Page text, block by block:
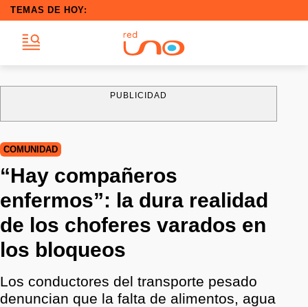
TEMAS DE HOY:
PUBLICIDAD
COMUNIDAD
“Hay compañeros
enfermos”: la dura realidad
de los choferes varados en
los bloqueos
Los conductores del transporte pesado
denuncian que la falta de alimentos, agua